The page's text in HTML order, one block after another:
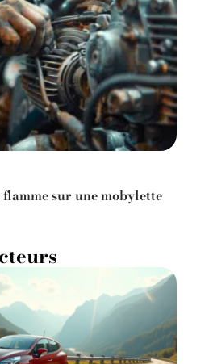
flamme sur une mobylette